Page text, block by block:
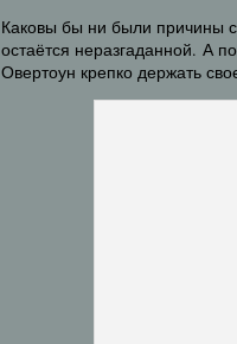
Каковы бы ни были причины
остаётся неразгаданной. А
Овертоун крепко держать